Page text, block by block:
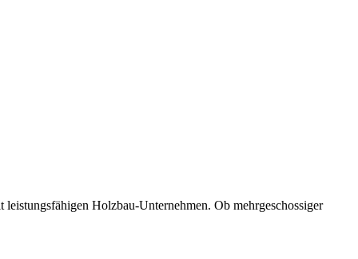
Holzbau-Unternehmen. Ob mehrgeschossiger